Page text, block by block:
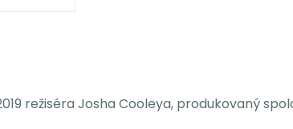
režiséra Josha Cooleya, produkovaný